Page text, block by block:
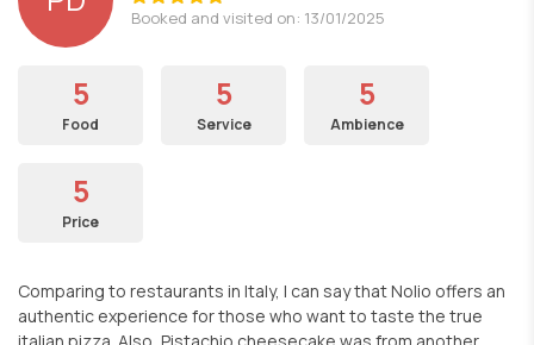
Booked and visited on: 13/01/2025
5
Food
5
Service
5
Ambience
5
Price
Comparing to restaurants in Italy, I can say that Nolio offers an
authentic experience for those who want to taste the true